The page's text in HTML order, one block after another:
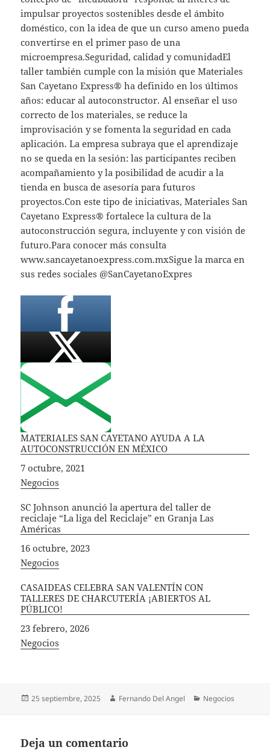
impulsar proyectos sostenibles desde el ámbito
doméstico, con la idea de que un curso ameno pueda
convertirse en el primer paso de una
microempresa.Seguridad, calidad y comunidadEl
taller también cumple con la misión que Materiales
San Cayetano Express® ha definido en los últimos
años: educar al autoconstructor. Al enseñar el uso
correcto de los materiales, se reduce la
improvisación y se fomenta la seguridad en cada
aplicación. La empresa subraya que el aprendizaje
no se queda en la sesión: las participantes reciben
acompañamiento y la posibilidad de acudir a la
tienda en busca de asesoría para futuros
proyectos.Con este tipo de iniciativas, Materiales San
Cayetano Express® fortalece la cultura de la
autoconstrucción segura, incluyente y con visión de
futuro.Para conocer más consulta
www.sancayetanoexpress.com.mxSigue la marca en
sus redes sociales @SanCayetanoExpres
MATERIALES SAN CAYETANO AYUDA A LA
AUTOCONSTRUCCIÓN EN MÉXICO
Fecha
7 octubre, 2021
In relation to
Negocios
SC Johnson anunció la apertura del taller de
reciclaje “La liga del Reciclaje” en Granja Las
Américas
Fecha
16 octubre, 2023
In relation to
Negocios
CASAIDEAS CELEBRA SAN VALENTÍN CON
TALLERES DE CHARCUTERÍA ¡ABIERTOS AL
PÚBLICO!
Fecha
23 febrero, 2026
In relation to
Negocios
Publicado
25 septiembre, 2025 Autor
Fernando Del Angel Categorías
Negocios
Deja un comentario